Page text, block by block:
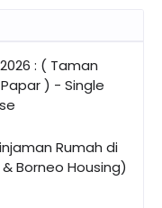
: ( Taman
) - Single
Rumah di
& Borneo Housing)